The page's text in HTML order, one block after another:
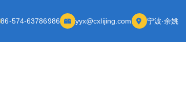
86-574-63786986 yyx@cxlijing.com 宁波·余姚